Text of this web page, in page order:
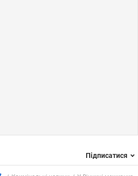
Підписатися